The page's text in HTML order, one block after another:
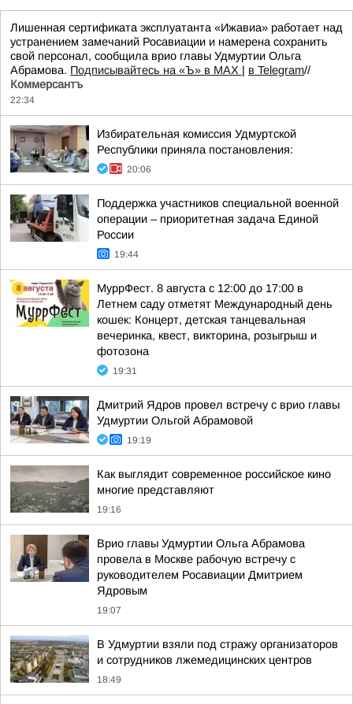
Лишенная сертификата эксплуатанта «Ижавиа» работает над
устранением замечаний Росавиации и намерена сохранить
свой персонал, сообщила врио главы Удмуртии Ольга
Абрамова. Подписывайтесь на «Ъ» в MAX | в Telegram//
Коммерсантъ
22:34
Избирательная комиссия Удмуртской
Республики приняла постановления:
20:06
Поддержка участников специальной военной
операции – приоритетная задача Единой
России
19:44
МуррФест. 8 августа с 12:00 до 17:00 в
Летнем саду отметят Международный день
кошек: Концерт, детская танцевальная
вечеринка, квест, викторина, розыгрыш и
фотозона
19:31
Дмитрий Ядров провел встречу с врио главы
Удмуртии Ольгой Абрамовой
19:19
Как выглядит современное российское кино
многие представляют
19:16
Врио главы Удмуртии Ольга Абрамова
провела в Москве рабочую встречу с
руководителем Росавиации Дмитрием
Ядровым
19:07
В Удмуртии взяли под стражу организаторов
и сотрудников лжемедицинских центров
18:49